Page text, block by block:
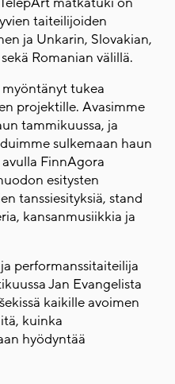
taiteilijoiden
ja Unkarin, Slovakian,
Romanian välillä.
tukea
projektille. Avasimme
tammikuussa, ja
sulkemaan haun
FinnAgora
esitysten
tanssiesityksiä, stand
kansanmusiikkia ja
performanssitaiteilija
Jan Evangelista
kaikille avoimen
kuinka
hyödyntää